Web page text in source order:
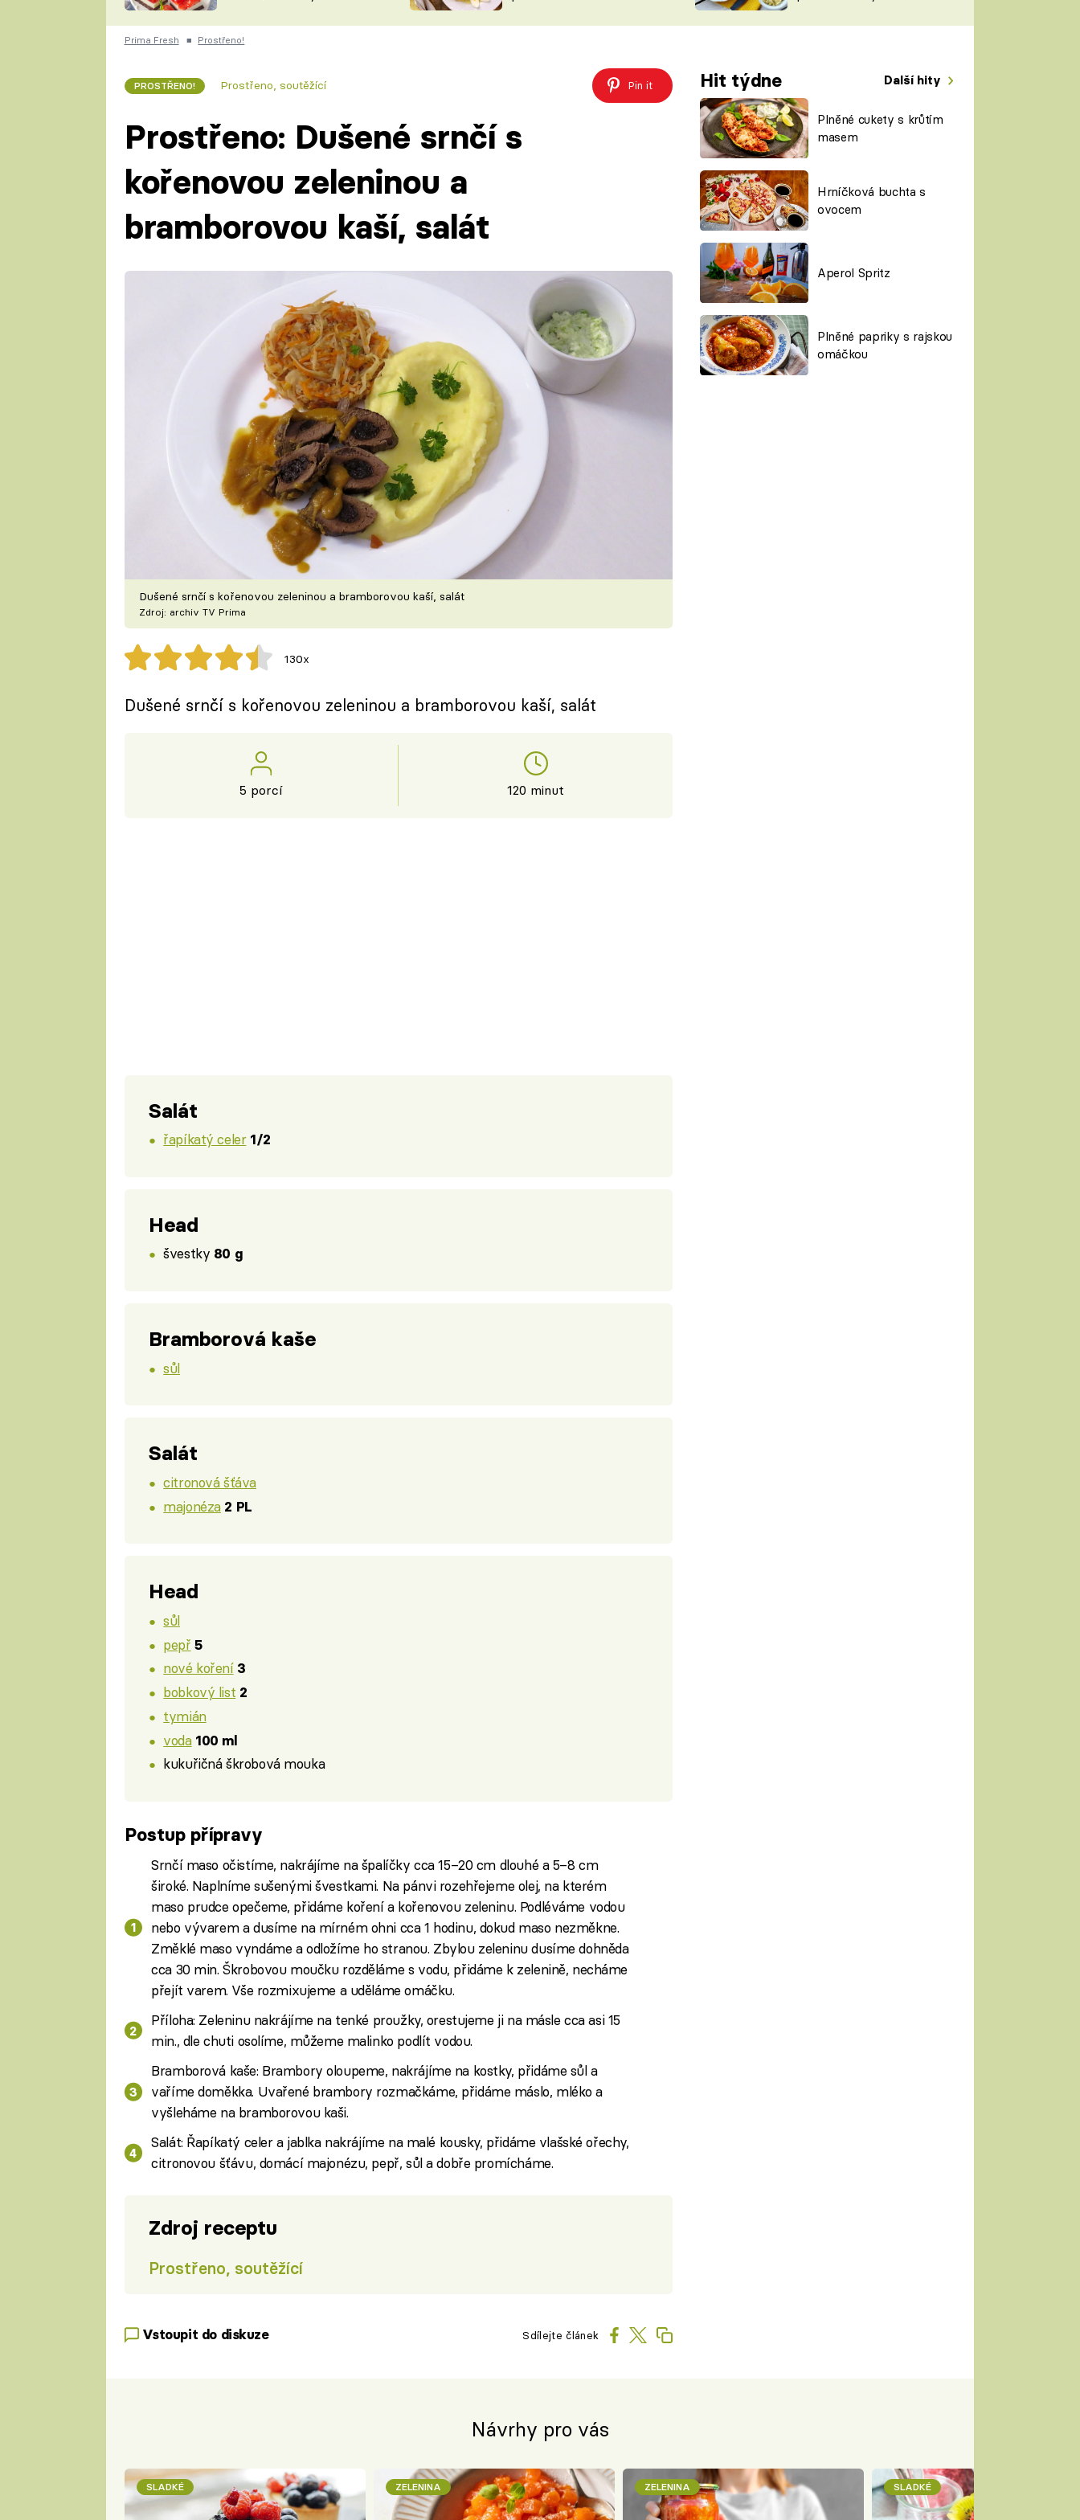
ČESKO NA TALÍŘI
KUCHAŘKA
VYCHYTÁVKY
ŠÉFREDAKTORKY
ČASOPIS
Prima Fresh ■ Prostřeno!
PROSTŘENO! Prostřeno, soutěžící Pin it Hit týdne Další hity
Plněné cukety s krůtím
masem
Hrníčková buchta s
ovocem
Aperol Spritz
Plněné papriky s rajskou
omáčkou
Prostřeno: Dušené srnčí s
kořenovou zeleninou a
bramborovou kaší, salát
Dušené srnčí s kořenovou zeleninou a bramborovou kaší, salát
Zdroj: archiv TV Prima
130x
Dušené srnčí s kořenovou zeleninou a bramborovou kaší, salát
5 porcí 120 minut
Salát
řapíkatý celer 1/2
Head
švestky 80 g
Bramborová kaše
sůl
Salát
citronová šťáva
majonéza 2 PL
Head
sůl
pepř 5
nové koření 3
bobkový list 2
tymián
voda 100 ml
kukuřičná škrobová mouka
Postup přípravy
Srnčí maso očistíme, nakrájíme na špalíčky cca 15–20 cm dlouhé a 5–8 cm
široké. Naplníme sušenými švestkami. Na pánvi rozehřejeme olej, na kterém
maso prudce opečeme, přidáme koření a kořenovou zeleninu. Podléváme vodou
nebo vývarem a dusíme na mírném ohni cca 1 hodinu, dokud maso nezměkne.
Změklé maso vyndáme a odložíme ho stranou. Zbylou zeleninu dusíme dohněda
cca 30 min. Škrobovou moučku rozděláme s vodu, přidáme k zelenině, necháme
přejít varem. Vše rozmixujeme a uděláme omáčku.
Příloha: Zeleninu nakrájíme na tenké proužky, orestujeme ji na másle cca asi 15
min., dle chuti osolíme, můžeme malinko podlít vodou.
Bramborová kaše: Brambory oloupeme, nakrájíme na kostky, přidáme sůl a
vaříme doměkka. Uvařené brambory rozmačkáme, přidáme máslo, mléko a
vyšleháme na bramborovou kaši.
Salát: Řapíkatý celer a jablka nakrájíme na malé kousky, přidáme vlašské ořechy,
citronovou šťávu, domácí majonézu, pepř, sůl a dobře promícháme.
Zdroj receptu
Prostřeno, soutěžící
Vstoupit do diskuze Sdílejte článek
Návrhy pro vás
SLADKÉ ZELENINA ZELENINA SLADKÉ